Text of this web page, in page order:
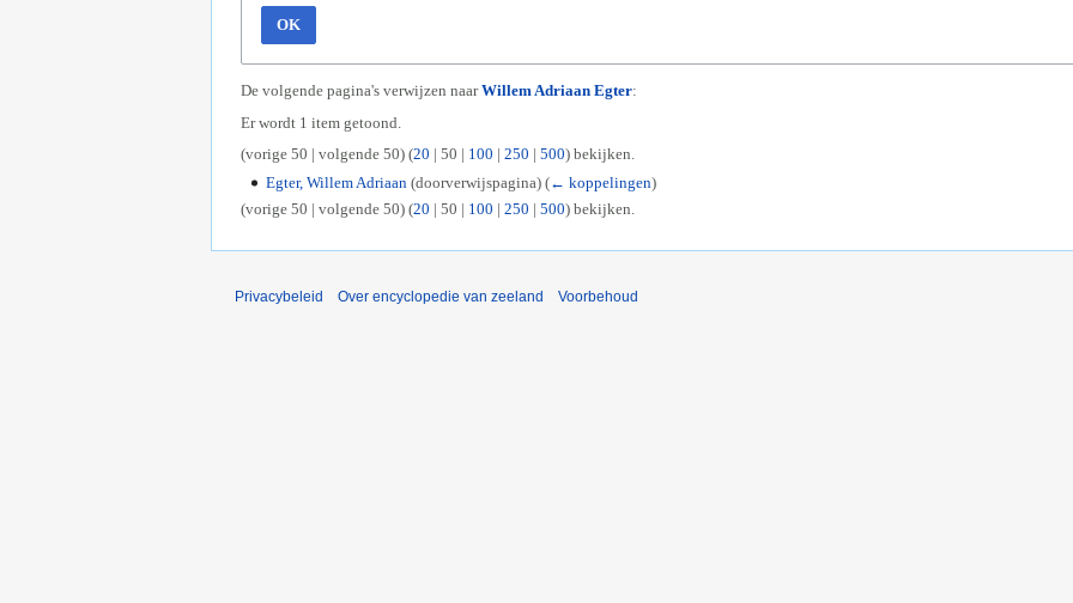
OK
De volgende pagina's verwijzen naarWillem Adriaan Egter:
Er wordt 1 item getoond.
(vorige 50 | volgende 50) (20 | 50 | 100 | 250 | 500) bekijken.
Egter, Willem Adriaan(doorverwijspagina) (← koppelingen)
(vorige 50 | volgende 50) (20 | 50 | 100 | 250 | 500) bekijken.
Privacybeleid Over encyclopedie van zeeland Voorbehoud